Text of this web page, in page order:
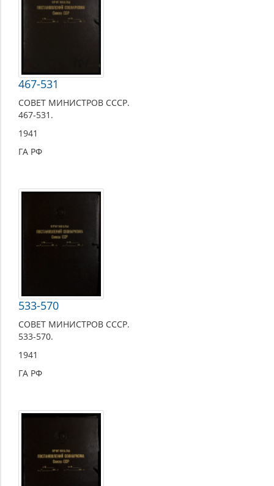
467-531
СОВЕТ МИНИСТРОВ СССР.
467-531.
1941
ГА РФ
533-570
СОВЕТ МИНИСТРОВ СССР.
533-570.
1941
ГА РФ